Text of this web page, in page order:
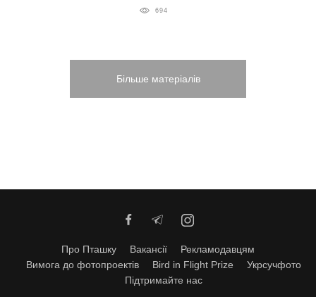
694
Більше матеріалів
Про Пташку Вакансії
Рекламодавцям
Вимога до фотопроектів
Bird in Flight Prize
Укрсучфото
Підтримайте нас